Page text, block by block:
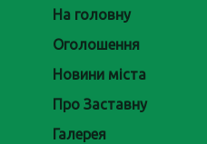
На головну
Оголошення
Новини міста
Про Заставну
Галерея